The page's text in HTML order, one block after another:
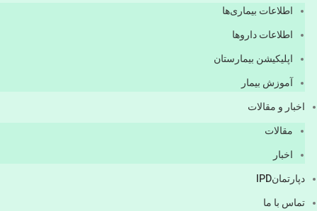
اطلاعات بیماری‌ها
اطلاعات دارو‌ها
اپليكيشن بيمارستان
آموزش بیمار
اخبار و مقالات
مقالات
اخبار
دپارتمانIPD
تماس با ما